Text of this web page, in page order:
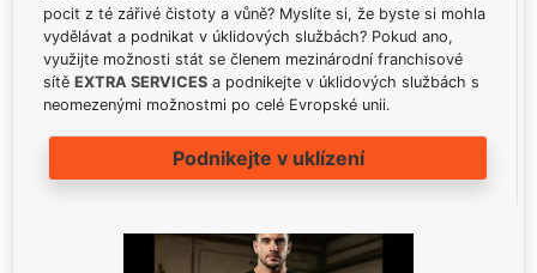
pocit z té zářivé čistoty a vůně? Myslíte si, že byste si mohla
vydělávat a podnikat v úklidových službách? Pokud ano,
využijte možnosti stát se členem mezinárodní franchisové
sítě EXTRA SERVICES a podnikejte v úklidových službách s
neomezenými možnostmi po celé Evropské unii.
Podnikejte v uklízení